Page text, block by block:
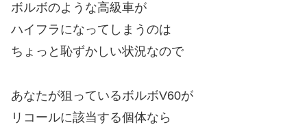
ボルボのような高級車が
ハイフラになってしまうのは
ちょっと恥ずかしい状況なので
あなたが狙っているボルボV60が
リコールに該当する個体なら